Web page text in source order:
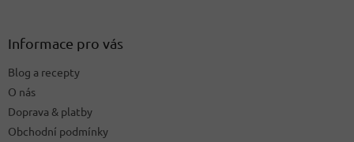
Informace pro vás
Blog a recepty
O nás
Doprava & platby
Obchodní podmínky